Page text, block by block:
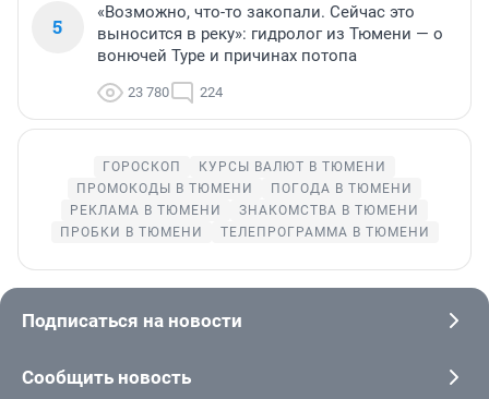
5
«Возможно, что-то закопали. Сейчас это
выносится в реку»: гидролог из Тюмени — о
вонючей Туре и причинах потопа
23 780 224
ГОРОСКОП
КУРСЫ ВАЛЮТ В ТЮМЕНИ
ПРОМОКОДЫ В ТЮМЕНИ
ПОГОДА В ТЮМЕНИ
РЕКЛАМА В ТЮМЕНИ
ЗНАКОМСТВА В ТЮМЕНИ
ПРОБКИ В ТЮМЕНИ
ТЕЛЕПРОГРАММА В ТЮМЕНИ
Подписаться на новости
Сообщить новость